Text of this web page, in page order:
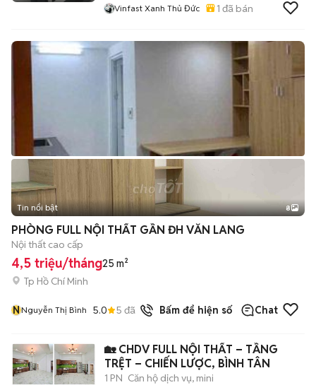
Vinfast Xanh Thủ Đức 1 đã bán
+2
Tin nổi bật 8
PHÒNG FULL NỘI THẤT GẦN ĐH VĂN LANG
Nội thất cao cấp
4,5 triệu/tháng25 m²
Tp Hồ Chí Minh
NNguyễn Thị Bình 5.0 5 đã bán Bấm để hiện số Chat
🏡 CHDV FULL NỘI THẤT – TẦNG
TRỆT – CHIẾN LƯỢC, BÌNH TÂN
1 PN Căn hộ dịch vụ, mini